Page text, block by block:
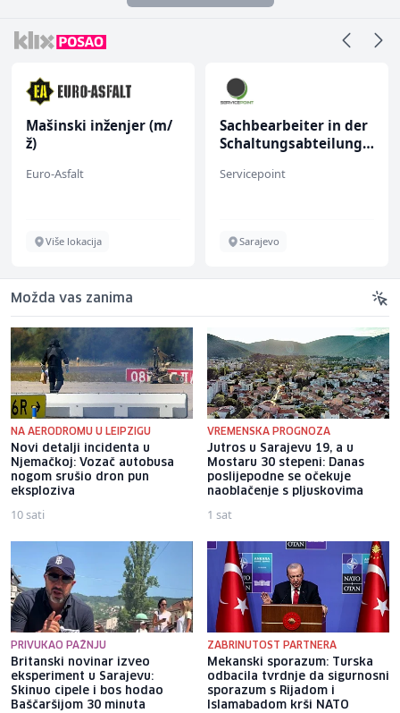
Mašinski inženjer (m/
ž)
Euro-Asfalt
Više lokacija
Sachbearbeiter in der
Schaltungsabteilung
Servicepoint
Sarajevo
Možda vas zanima
NA AERODROMU U LEIPZIGU
Novi detalji incidenta u
Njemačkoj: Vozač autobusa
nogom srušio dron pun
eksploziva
10 sati
VREMENSKA PROGNOZA
Jutros u Sarajevu 19, a u
Mostaru 30 stepeni: Danas
poslijepodne se očekuje
naoblačenje s pljuskovima
1 sat
PRIVUKAO PAŽNJU
Britanski novinar izveo
eksperiment u Sarajevu:
Skinuo cipele i bos hodao
Baščaršijom 30 minuta
ZABRINUTOST PARTNERA
Mekanski sporazum: Turska
odbacila tvrdnje da sigurnosni
sporazum s Rijadom i
Islamabadom krši NATO